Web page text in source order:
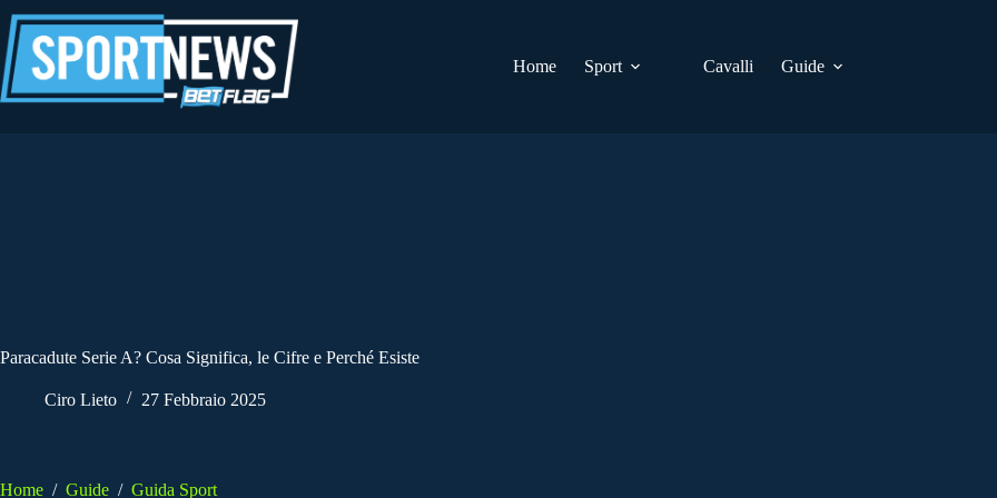
al
contenuto
Home
Sport Cavalli Guide
Paracadute Serie A? Cosa Significa, le Cifre e Perché Esiste
Ciro Lieto 27 Febbraio 2025
Home / Guide / Guida Sport